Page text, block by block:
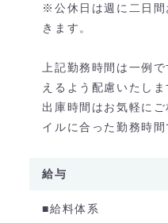
※公休日は週に二日
きます。
上記勤務時間は一例
えるよう配慮いたしま
出庫時間はお気軽に
イルに合った勤務時間
給与
■給料体系